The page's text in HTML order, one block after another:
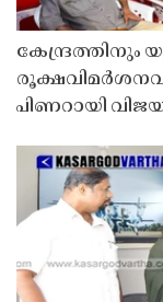
പിണറായി